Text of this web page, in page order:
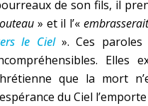
de son fils, il
» et il l’« embrasserait
le Ciel ». Ces
Elles
que la mort
du Ciel